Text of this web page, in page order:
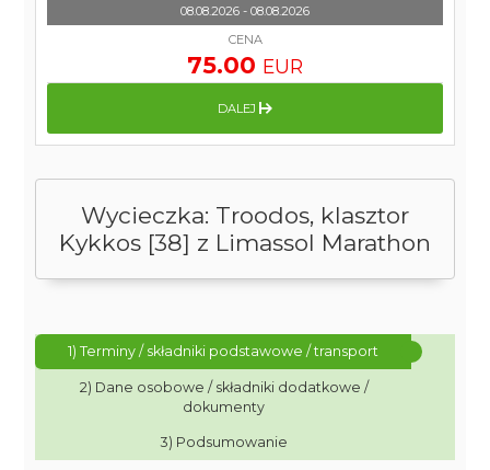
Wycieczka: Troodos, klasztor
Kykkos [38] z Limassol Marathon
1) Terminy / składniki podstawowe / transport
2) Dane osobowe / składniki dodatkowe /
dokumenty
3) Podsumowanie
08.08.2026 - 08.08.2026
CENA
75.00 EUR
DALEJ